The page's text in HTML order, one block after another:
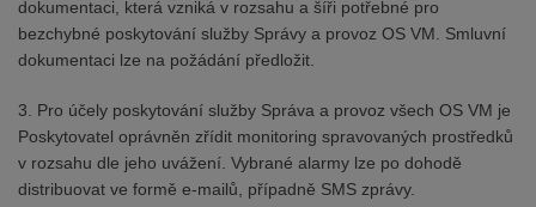
dokumentaci, která vzniká v rozsahu a šíři potřebné pro
bezchybné poskytování služby Správy a provoz OS VM. Smluvní
dokumentaci lze na požádání předložit.
3. Pro účely poskytování služby Správa a provoz všech OS VM je
Poskytovatel oprávněn zřídit monitoring spravovaných prostředků
v rozsahu dle jeho uvážení. Vybrané alarmy lze po dohodě
distribuovat ve formě e-mailů, případně SMS zprávy.